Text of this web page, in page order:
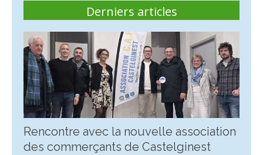
Derniers articles
Rencontre avec la nouvelle association
des commerçants de Castelginest